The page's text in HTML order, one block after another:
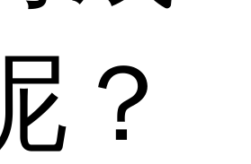
？